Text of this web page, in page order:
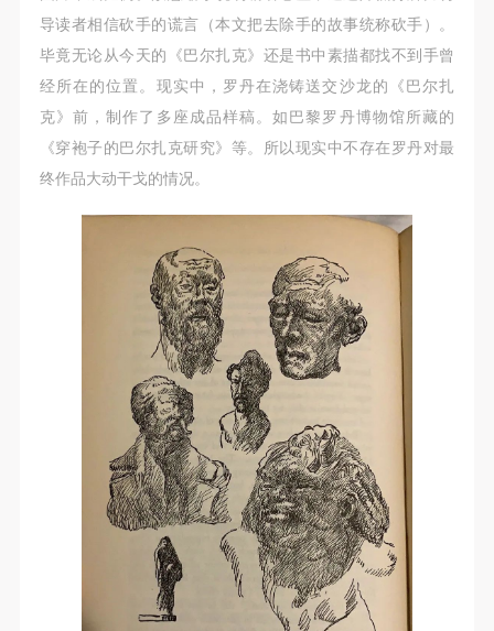
导读者相信砍手的谎言（本文把去除手的故事统称砍手）。
毕竟无论从今天的《巴尔扎克》还是书中素描都找不到手曾
经所在的位置。现实中，罗丹在浇铸送交沙龙的《巴尔扎
克》前，制作了多座成品样稿。如巴黎罗丹博物馆所藏的
《穿袍子的巴尔扎克研究》等。所以现实中不存在罗丹对最
终作品大动干戈的情况。